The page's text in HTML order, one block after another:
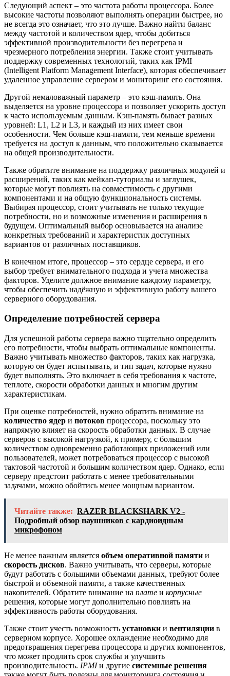
Следующий аспект – это частота работы процессора. Более
высокие частоты позволяют выполнять операции быстрее, но
не всегда это означает, что это лучше. Важно найти баланс
между частотой и количеством ядер, чтобы добиться
эффективной производительности без перегрева и
чрезмерного потребления энергии. Также стоит учитывать
поддержку современных технологий, таких как IPMI
(Intelligent Platform Management Interface), которая обеспечивает
удаленное управление сервером и мониторинг его состояния.
Другой немаловажный параметр – это кэш-память. Она
выделяется на уровне процессора и позволяет ускорить доступ
к часто используемым данным. Кэш-память бывает разных
уровней: L1, L2 и L3, и каждый из них имеет свои
особенности. Чем больше кэш-памяти, тем меньше времени
требуется на доступ к данным, что положительно сказывается
на общей производительности.
Также обратите внимание на поддержку различных модулей и
расширений, таких как мейкап-туториалы и заглушек,
которые могут повлиять на совместимость с другими
компонентами и на общую функциональность системы.
Выбирая процессор, стоит учитывать не только текущие
потребности, но и возможные изменения и расширения в
будущем. Оптимальный выбор основывается на анализе
конкретных требований и характеристик доступных
вариантов от различных поставщиков.
В конечном итоге, процессор – это сердце сервера, и его
выбор требует внимательного подхода и учета множества
факторов. Уделите должное внимание каждому параметру,
чтобы обеспечить надёжную и эффективную работу вашего
серверного оборудования.
Определение потребностей сервера
Для успешной работы сервера важно тщательно определить
его потребности, чтобы выбрать оптимальные компоненты.
Важно учитывать множество факторов, таких как нагрузка,
которую он будет испытывать, и тип задач, которые нужно
будет выполнять. Это включает в себя требования к частоте,
теплоте, скорости обработки данных и многим другим
характеристикам.
При оценке потребностей, нужно обратить внимание на
количество ядер и потоков процессора, поскольку это
напрямую влияет на скорость обработки данных. В случае
серверов с высокой нагрузкой, к примеру, с большим
количеством одновременно работающих приложений или
пользователей, может потребоваться процессор с высокой
тактовой частотой и большим количеством ядер. Однако, если
серверу предстоит работать с менее требовательными
задачами, можно обойтись менее мощным вариантом.
Читайте также: RAZER BLACKSHARK V2 -
Подробный обзор наушников с кардиоидным
микрофоном
Не менее важным является объем оперативной памяти и
скорость дисков. Важно учитывать, что серверы, которые
будут работать с большими объемами данных, требуют более
быстрой и объемной памяти, а также качественных
накопителей. Обратите внимание на плате и корпусные
решения, которые могут дополнительно повлиять на
эффективность работы оборудования.
Также стоит учесть возможность установки и вентиляции в
серверном корпусе. Хорошее охлаждение необходимо для
предотвращения перегрева процессора и других компонентов,
что может продлить срок службы и улучшить
производительность. IPMIи другие системные решения